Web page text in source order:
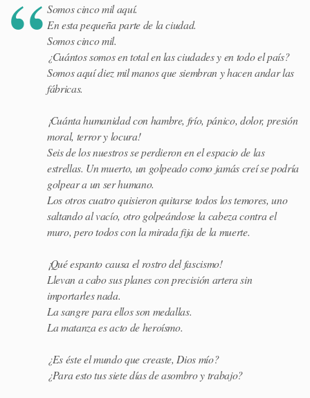
Somos cinco mil aquí.
En esta pequeña parte de la ciudad.
Somos cinco mil.
¿Cuántos somos en total en las ciudades y en todo el país?
Somos aquí diez mil manos que siembran y hacen andar las
fábricas.
¡Cuánta humanidad con hambre, frío, pánico, dolor, presión
moral, terror y locura!
Seis de los nuestros se perdieron en el espacio de las
estrellas. Un muerto, un golpeado como jamás creí se podría
golpear a un ser humano.
Los otros cuatro quisieron quitarse todos los temores, uno
saltando al vacío, otro golpeándose la cabeza contra el
muro, pero todos con la mirada fija de la muerte.
¡Qué espanto causa el rostro del fascismo!
Llevan a cabo sus planes con precisión artera sin
importarles nada.
La sangre para ellos son medallas.
La matanza es acto de heroísmo.
¿Es éste el mundo que creaste, Dios mío?
¿Para esto tus siete días de asombro y trabajo?